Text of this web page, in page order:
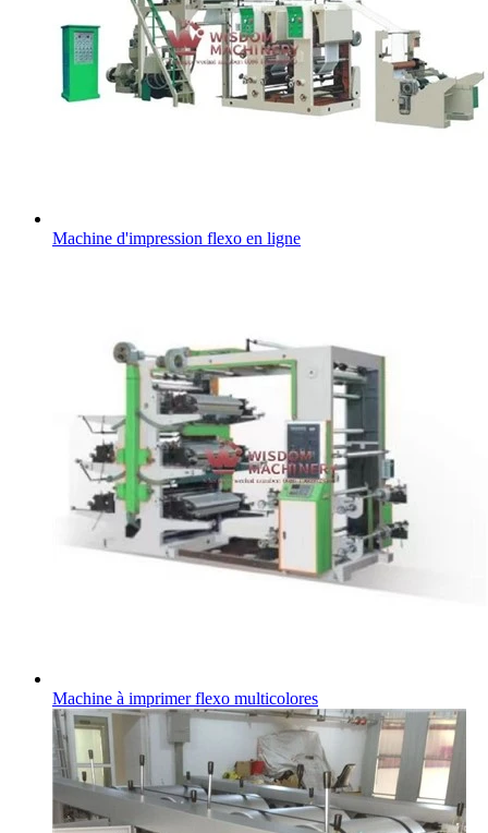
Machine d'impression flexo en ligne
Machine à imprimer flexo multicolores